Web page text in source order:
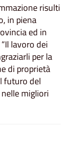
risulti
in piena
ed in
lavoro dei
per la
di proprietà
futuro del
migliori